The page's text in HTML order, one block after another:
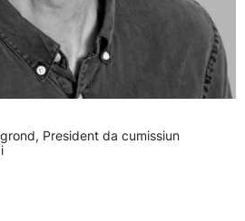
President da cumissiun